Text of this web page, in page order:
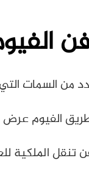
من السمات
الفيوم عرض
تنقل